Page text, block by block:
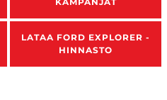
LATAA FORD EXPLORER -
HINNASTO